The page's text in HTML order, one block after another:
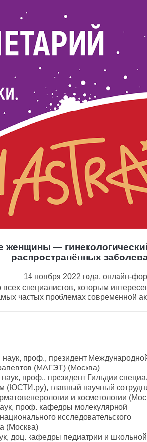
—
распространённых
14 ноября 2022 года, онлайн-
специалистов, которым
частых проблемах современной
наук, проф., президент
(МАГЭТ) (Москва)
наук, проф., президент Гильдии
(ЮСТИ.ру), главный научный
и косметологии
проф. кафедры молекулярной
исследовательского
(Москва)
доц. кафедры педиатрии и школьной